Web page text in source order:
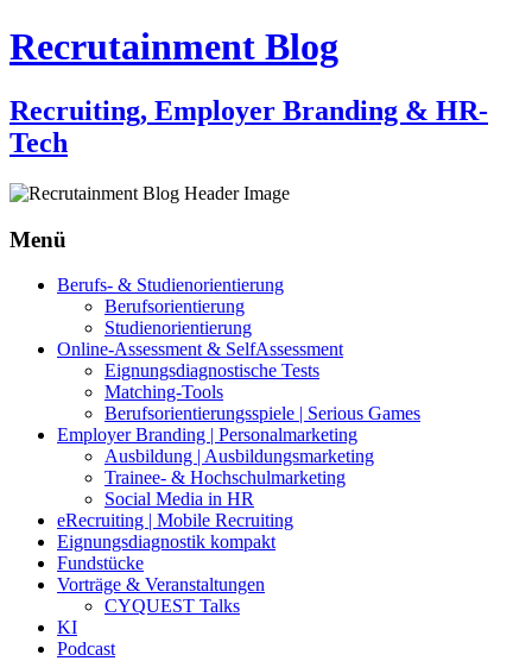
Recrutainment Blog
Recruiting, Employer Branding & HR-
Tech
Menü
Zum
Berufs- & Studienorientierung
Berufsorientierung
Studienorientierung
Online-Assessment & SelfAssessment
Eignungsdiagnostische Tests
Matching-Tools
Berufsorientierungsspiele | Serious Games
Employer Branding | Personalmarketing
Ausbildung | Ausbildungsmarketing
Trainee- & Hochschulmarketing
Social Media in HR
eRecruiting | Mobile Recruiting
Eignungsdiagnostik kompakt
Fundstücke
Vorträge & Veranstaltungen
CYQUEST Talks
KI
Podcast